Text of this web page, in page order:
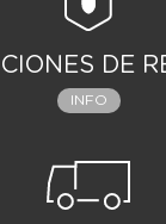
DE
INFO